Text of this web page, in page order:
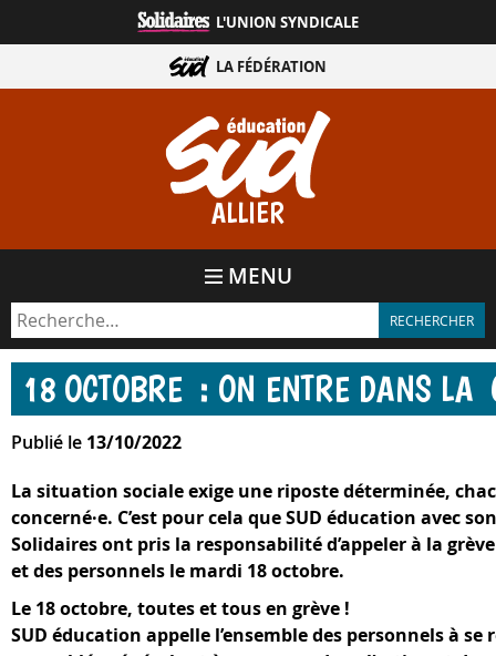
directement
contenu
ALLIER
L'UNION SYNDICALE
LA FÉDÉRATION
MENU
18 OCTOBRE : ON ENTRE DANS LA
Publié le 13/10/2022
La situation sociale exige une riposte déterminée,
concerné·e. C’est pour cela que SUD éducation avec
Solidaires ont pris la responsabilité d’appeler à la grève
et des personnels le mardi 18 octobre.
Le 18 octobre, toutes et tous en grève !
SUD éducation appelle l’ensemble des personnels à